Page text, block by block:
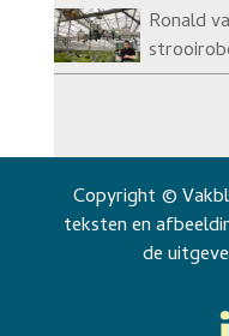
Ronald
Copyright ©
teksten en
de